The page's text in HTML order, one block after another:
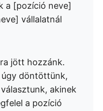
a [pozíció neve]
vállalatnál
jött hozzánk.
úgy döntöttünk,
akinek
a pozíció